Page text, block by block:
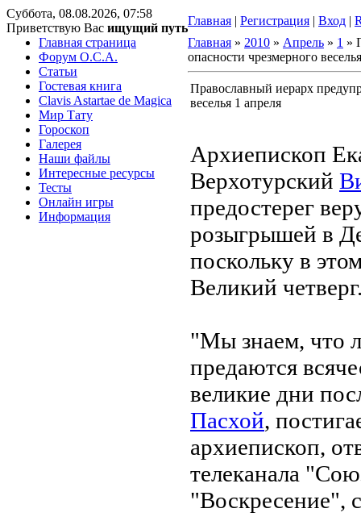
Суббота, 08.08.2026, 07:58
Приветствую Вас ищущий путь
Главная | Регистрация | Вход |
Главная страница
Форум O.C.A.
Статьи
Гостевая книга
Clavis Astartae de Magica
Мир Тату
Гороскоп
Галерея
Наши файлы
Интересные ресурсы
Тесты
Онлайн игры
Информация
Главная » 2010 » Апрель » 1 »
опасности чрезмерного
Православный иерарх
веселья 1 апреля
Архиепископ
Верхотурский
предостерег
розыгрышей в
поскольку в
Великий
"Мы знаем, что
предаются
великие дни
Пасхой,
архиепископ,
телеканала
"Воскресение",